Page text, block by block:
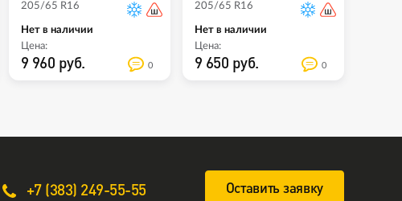
205/65 R16
Нет в наличии
Цена:
9 960 руб. 0
205/65 R16
Нет в наличии
Цена:
9 650 руб. 0
+7 (383) 249-55-55 Оставить заявку